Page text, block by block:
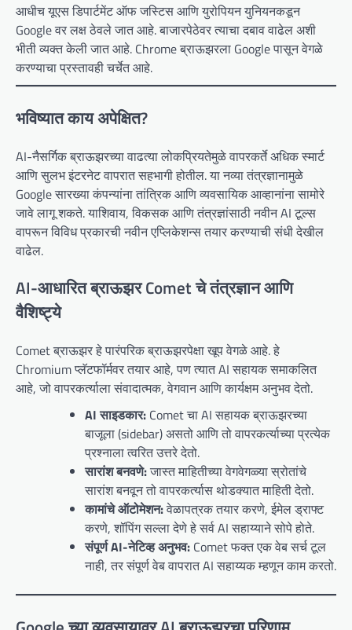
आधीच यूएस डिपार्टमेंट ऑफ जस्टिस आणि युरोपियन युनियनकडून
Google वर लक्ष ठेवले जात आहे. बाजारपेठेवर त्याचा दबाव वाढेल अशी
भीती व्यक्त केली जात आहे. Chrome ब्राऊझरला Google पासून वेगळे
करण्याचा प्रस्तावही चर्चेत आहे.
भविष्यात काय अपेक्षित?
AI-नैसर्गिक ब्राऊझरच्या वाढत्या लोकप्रियतेमुळे वापरकर्ते अधिक स्मार्ट
आणि सुलभ इंटरनेट वापरात सहभागी होतील. या नव्या तंत्रज्ञानामुळे
Google सारख्या कंपन्यांना तांत्रिक आणि व्यवसायिक आव्हानांना सामोरे
जावे लागू शकते. याशिवाय, विकसक आणि तंत्रज्ञांसाठी नवीन AI टूल्स
वापरून विविध प्रकारची नवीन एप्लिकेशन्स तयार करण्याची संधी देखील
वाढेल.
AI-आधारित ब्राऊझर Comet चे तंत्रज्ञान आणि
वैशिष्ट्ये
Comet ब्राऊझर हे पारंपरिक ब्राऊझरपेक्षा खूप वेगळे आहे. हे
Chromium प्लॅटफॉर्मवर तयार आहे, पण त्यात AI सहायक समाकलित
आहे, जो वापरकर्त्याला संवादात्मक, वेगवान आणि कार्यक्षम अनुभव देतो.
AI साइडकार: Comet चा AI सहायक ब्राऊझरच्या
बाजूला (sidebar) असतो आणि तो वापरकर्त्याच्या प्रत्येक
प्रश्नाला त्वरित उत्तरे देतो.
सारांश बनवणे:जास्त माहितीच्या वेगवेगळ्या स्रोतांचे
सारांश बनवून तो वापरकर्त्यास थोडक्यात माहिती देतो.
कामांचे ऑटोमेशन:वेळापत्रक तयार करणे, ईमेल ड्राफ्ट
करणे, शॉपिंग सल्ला देणे हे सर्व AI सहाय्याने सोपे होते.
संपूर्ण AI-नेटिव्ह अनुभव: Comet फक्त एक वेब सर्च टूल
नाही, तर संपूर्ण वेब वापरात AI सहाय्यक म्हणून काम करतो.